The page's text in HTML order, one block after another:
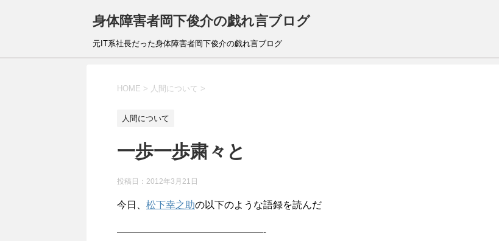
身体障害者岡下俊介の戯れ言ブログ
元IT系社長だった身体障害者岡下俊介の戯れ言ブログ
HOME > 人間について >
人間について
一歩一歩粛々と
投稿日： 2012年3月21日
今日、 松下幸之助の以下のような語録を読んだ
————————————————-